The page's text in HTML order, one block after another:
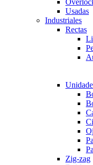
Usadas
Industriales
Rectas
Zig-zag